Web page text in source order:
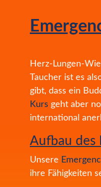
Herz-Lungen-
Taucher ist es
gibt, dass ein
Kurs geht aber
international
Aufbau des
Unsere
ihre Fähigkeiten